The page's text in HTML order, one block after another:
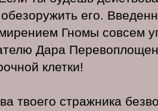
обезоружить его.
Гномы совсем
Дара
клетки!
твоего стражника